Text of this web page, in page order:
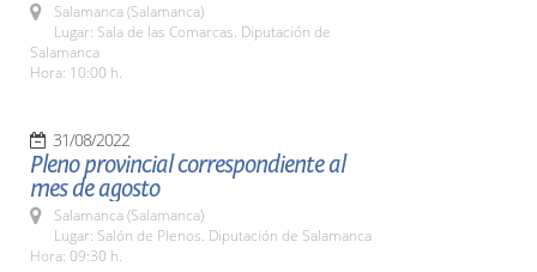
Salamanca (Salamanca)
Lugar: Sala de las Comarcas. Diputación de
Salamanca
Hora: 10:00 h.
31/08/2022
Pleno provincial correspondiente al
mes de agosto
Salamanca (Salamanca)
Lugar: Salón de Plenos. Diputación de Salamanca
Hora: 09:30 h.